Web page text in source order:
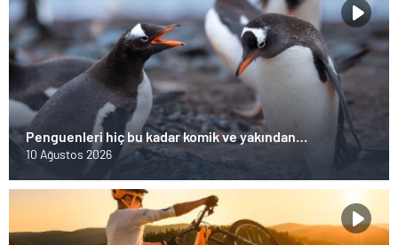
Penguenleri hiç bu kadar komik ve yakından
görmemiştiniz
10 Ağustos 2026